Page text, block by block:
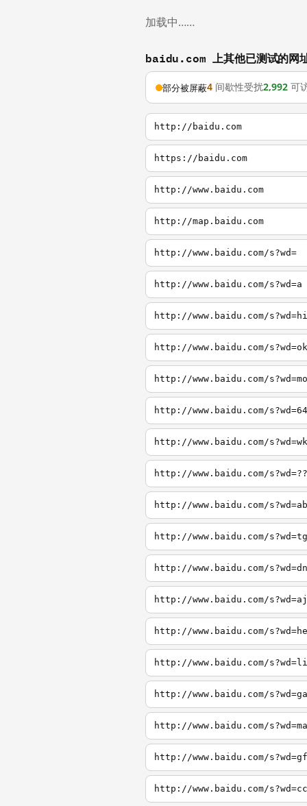
加载中……
baidu.com 上其他已测试的网
部分被屏蔽4 间歇性受扰2,992 可
http://baidu.com
https://baidu.com
http://www.baidu.com
http://map.baidu.com
http://www.baidu.com/s?wd=
http://www.baidu.com/s?wd=a
http://www.baidu.com/s?wd=hi
http://www.baidu.com/s?wd=ok
http://www.baidu.com/s?wd=mo
http://www.baidu.com/s?wd=64
http://www.baidu.com/s?wd=wk
http://www.baidu.com/s?wd=??
http://www.baidu.com/s?wd=ab
http://www.baidu.com/s?wd=tg
http://www.baidu.com/s?wd=dn
http://www.baidu.com/s?wd=aj
http://www.baidu.com/
http://www.baidu.com/
http://www.baidu.com/
http://www.baidu.com/
http://www.baidu.com/
http://www.baidu.com/